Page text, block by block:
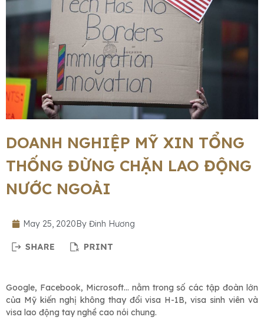
DOANH NGHIỆP MỸ XIN TỔNG
THỐNG ĐỪNG CHẶN LAO ĐỘNG
NƯỚC NGOÀI
May 25, 2020By Đinh Hương
Google, Facebook, Microsoft… nằm trong số các tập đoàn lớn
của Mỹ kiến nghị không thay đổi visa H-1B, visa sinh viên và
visa lao động tay nghề cao nói chung.